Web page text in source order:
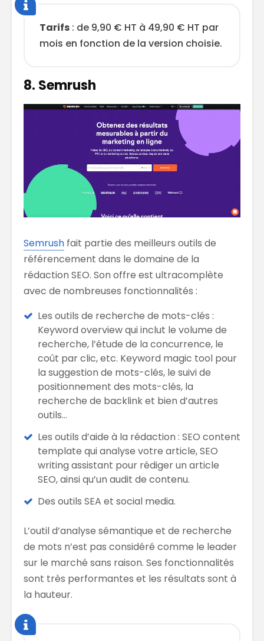
Tarifs : de 9,90 € HT à 49,90 € HT par
mois en fonction de la version choisie.
8. Semrush
Semrush fait partie des meilleurs outils de
référencement dans le domaine de la
rédaction SEO. Son offre est ultracomplète
avec de nombreuses fonctionnalités :
Les outils de recherche de mots-clés :
Keyword overview qui inclut le volume de
recherche, l’étude de la concurrence, le
coût par clic, etc. Keyword magic tool pour
la suggestion de mots-clés, le suivi de
positionnement des mots-clés, la
recherche de backlink et bien d’autres
outils…
Les outils d’aide à la rédaction : SEO content
template qui analyse votre article, SEO
writing assistant pour rédiger un article
SEO, ainsi qu’un audit de contenu.
Des outils SEA et social media.
L’outil d’analyse sémantique et de recherche
de mots n’est pas considéré comme le leader
sur le marché sans raison. Ses fonctionnalités
sont très performantes et les résultats sont à
la hauteur.